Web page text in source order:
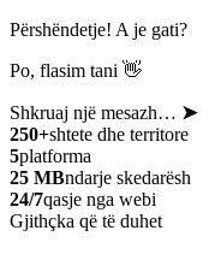
Përshëndetje! A je gati?
Po, flasim tani 👋
Shkruaj një mesazh… ➤
250+shtete dhe territore
5platforma
25 MBndarje skedarësh
24/7qasje nga webi
Gjithçka që të duhet